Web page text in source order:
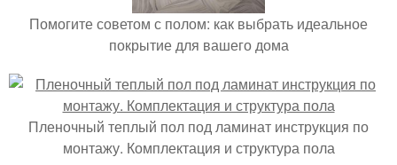
Помогите советом с полом: как выбрать идеальное
покрытие для вашего дома
Пленочный теплый пол под ламинат инструкция по
монтажу. Комплектация и структура пола